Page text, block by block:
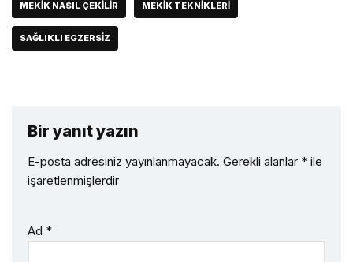
MEKIK NASIL ÇEKILIR MEKIK TEKNIKLERI
SAĞLIKLI EGZERSIZ
Bir yanıt yazın
E-posta adresiniz yayınlanmayacak. Gerekli alanlar * ile
işaretlenmişlerdir
Ad *